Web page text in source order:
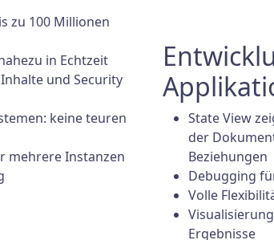
zu 100 Millionen
in Echtzeit
und Security
keine teuren
mehrere Instanzen
State View
der
Beziehungen
Debugging
Volle
Ergebnisse